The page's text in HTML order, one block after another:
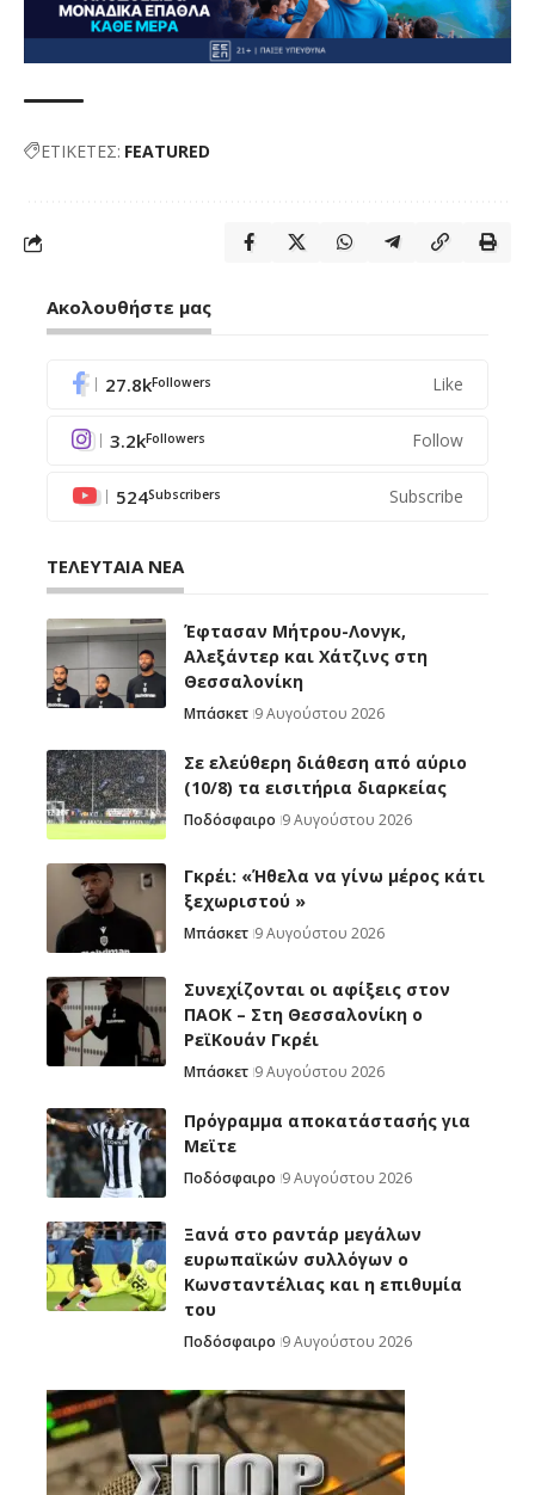
ΕΤΙΚΕΤΕΣ: FEATURED
Ακολουθήστε μας
27.8kFollowers Like
3.2kFollowers Follow
524Subscribers Subscribe
ΤΕΛΕΥΤΑΙΑ ΝΕΑ
Έφτασαν Μήτρου-Λονγκ,
Αλεξάντερ και Χάτζινς στη
Θεσσαλονίκη
Μπάσκετ 9 Αυγούστου 2026
Σε ελεύθερη διάθεση από αύριο
(10/8) τα εισιτήρια διαρκείας
Ποδόσφαιρο 9 Αυγούστου 2026
Γκρέι: «Ήθελα να γίνω μέρος κάτι
ξεχωριστού »
Μπάσκετ 9 Αυγούστου 2026
Συνεχίζονται οι αφίξεις στον
ΠΑΟΚ – Στη Θεσσαλονίκη ο
ΡεϊΚουάν Γκρέι
Μπάσκετ 9 Αυγούστου 2026
Πρόγραμμα αποκατάστασής για
Μεϊτε
Ποδόσφαιρο 9 Αυγούστου 2026
Ξανά στο ραντάρ μεγάλων
ευρωπαϊκών συλλόγων ο
Κωνσταντέλιας και η επιθυμία
του
Ποδόσφαιρο 9 Αυγούστου 2026